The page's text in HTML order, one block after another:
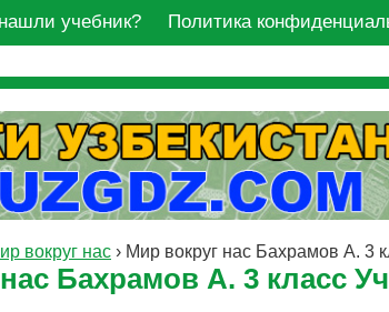
учебник? Политика
вокруг нас › Мир вокруг нас Бахрамов А. 3
Бахрамов А. 3 класс